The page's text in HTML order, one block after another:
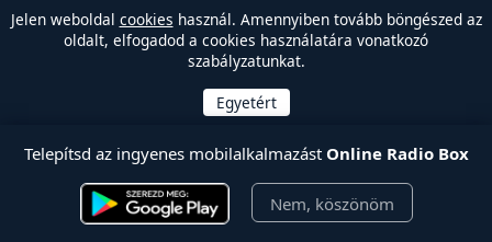
Jelen weboldal cookies használ. Amennyiben tovább böngészed az
oldalt, elfogadod a cookies használatára vonatkozó
szabályzatunkat.
Telepítsd az ingyenes mobilalkalmazást Online Radio Box
Nem, köszönöm